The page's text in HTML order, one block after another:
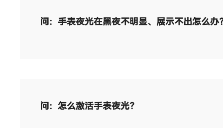
问：手表夜光在黑夜不明显、展示不出怎么办
问：怎么激活手表夜光？